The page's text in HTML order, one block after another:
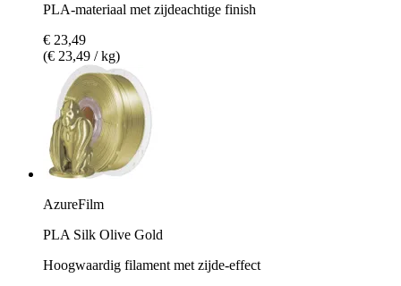
PLA-materiaal met zijdeachtige finish
€ 23,49
(€ 23,49 / kg)
AzureFilm
PLA Silk Olive Gold
Hoogwaardig filament met zijde-effect